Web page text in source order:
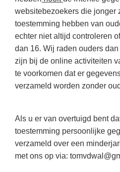
websitebezoekers die jonger
toestemming hebben van
echter niet altijd controleren
dan 16. Wij raden ouders
zijn bij de online activiteiten
te voorkomen dat er
verzameld worden zonder
Als u er van overtuigd bent
toestemming persoonlijke
verzameld over een
met ons op via: